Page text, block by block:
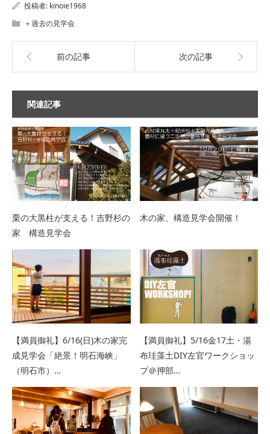
投稿者: kinoie1968
＋過去の見学会
前の記事 次の記事
関連記事
栗の大黒柱が支える！吉野杉の
家 構造見学会
木の家、構造見学会開催！
【満員御礼】6/16(日)木の家完
成見学会「絶景！明石海峡」
（明石市）…
【満員御礼】5/16金17土・湯
布珪藻土DIY左官ワークショッ
プ＠押部…